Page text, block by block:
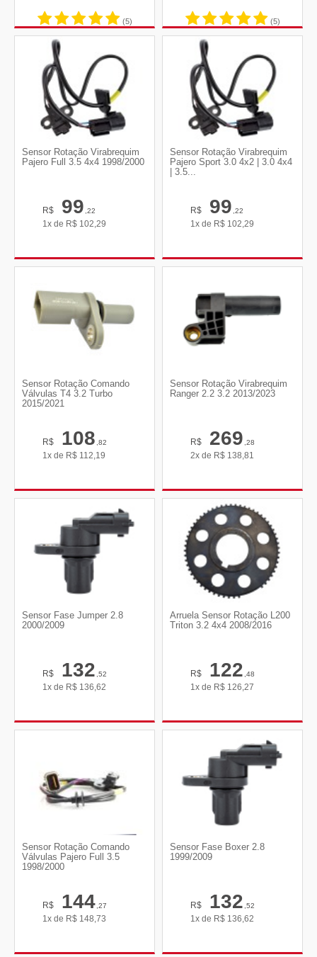
(5) (5)
Sensor Rotação Virabrequim
Pajero Full 3.5 4x4 1998/2000
R$ 99,22
1x de R$ 102,29
Sensor Rotação Virabrequim
Pajero Sport 3.0 4x2 | 3.0 4x4
| 3.5...
R$ 99,22
1x de R$ 102,29
Sensor Rotação Comando
Válvulas T4 3.2 Turbo
2015/2021
R$ 108,82
1x de R$ 112,19
Sensor Rotação Virabrequim
Ranger 2.2 3.2 2013/2023
R$ 269,28
2x de R$ 138,81
Sensor Fase Jumper 2.8
2000/2009
R$ 132,52
1x de R$ 136,62
Arruela Sensor Rotação L200
Triton 3.2 4x4 2008/2016
R$ 122,48
1x de R$ 126,27
Sensor Rotação Comando
Válvulas Pajero Full 3.5
1998/2000
R$ 144,27
1x de R$ 148,73
Sensor Fase Boxer 2.8
1999/2009
R$ 132,52
1x de R$ 136,62